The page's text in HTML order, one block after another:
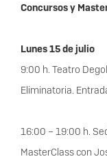
Concursos y
Lunes 15 de julio
9:00 h. Teatro
Eliminatoria.
16:00 – 19:00 h.
MasterClass con